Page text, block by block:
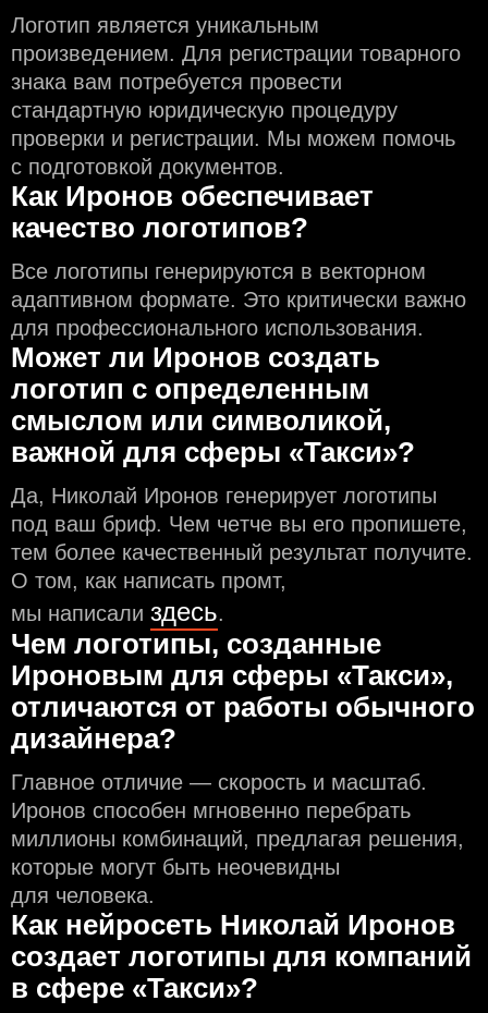
Логотип является уникальным
произведением. Для регистрации товарного
знака вам потребуется провести
стандартную юридическую процедуру
проверки и регистрации. Мы можем помочь
с подготовкой документов.
Как Иронов обеспечивает
качество логотипов?
Все логотипы генерируются в векторном
адаптивном формате. Это критически важно
для профессионального использования.
Может ли Иронов создать
логотип с определeнным
смыслом или символикой,
важной для сферы «Такси»?
Да, Николай Иронов генерирует логотипы
под ваш бриф. Чем чeтче вы его пропишете,
тем более качественный результат получите.
О том, как написать промт,
мы написали здесь.
Чем логотипы, созданные
Ироновым для сферы «Такси»,
отличаются от работы обычного
дизайнера?
Главное отличие — скорость и масштаб.
Иронов способен мгновенно перебрать
миллионы комбинаций, предлагая решения,
которые могут быть неочевидны
для человека.
Как нейросеть Николай Иронов
создаeт логотипы для компаний
в сфере «Такси»?